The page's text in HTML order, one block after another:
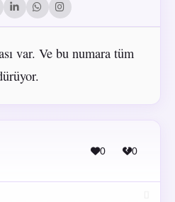
var. Ve bu numara tüm
0 0